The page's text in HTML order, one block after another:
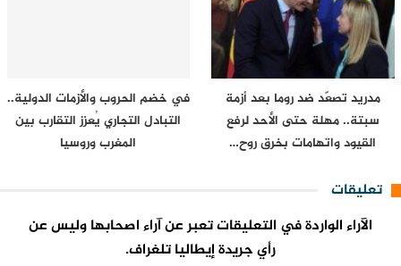
مدريد تصعّد ضد روما بعد أزمة
سبتة.. مهلة حتى الأحد لرفع
القيود واتهامات بخرق روح…
في خضم الحروب والأزمات الدولية..
التبادل التجاري يُعزز التقارب بين
المغرب وروسيا
تعليقات
الآراء الواردة في التعليقات تعبر عن آراء اصحابها وليس عن
رأي جريدة إيطاليا تلغراف.